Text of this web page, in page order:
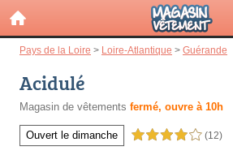
Pays de la Loire > Loire-Atlantique > Guérande
Acidulé
Magasin de vêtements fermé, ouvre à 10h
Ouvert le dimanche 4,0 étoiles sur 5 (12)